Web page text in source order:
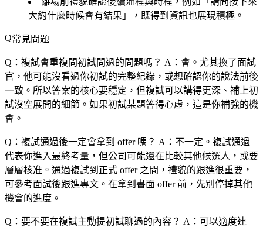
大約什麼時候會有結果」，既得到資訊也展現積極。
常見問題
Q：複試會重複問初試問過的問題嗎？ A：會。尤其換了面試
官，他可能沒看過你初試的完整紀錄，或想確認你的說法前後
一致。所以答案的核心要穩定，但複試可以講得更深、補上初
試沒空展開的細節。如果初試某題答得心虛，這是你補強的機
會。
Q：複試通過後一定會拿到 offer 嗎？ A：不一定。複試通過
代表你進入最終考量，但公司可能還在比較其他候選人，或要
層層核准。通過複試到正式 offer 之間，禮貌的跟進很重要，
可參考面試後跟進專文。在拿到書面 offer 前，先別停掉其他
機會的進度。
Q：要不要在複試主動提初試聊過的內容？ A：可以適度連